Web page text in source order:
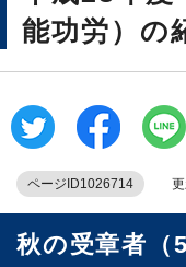
能功労）の
ページID1026714 更
秋の受章者（